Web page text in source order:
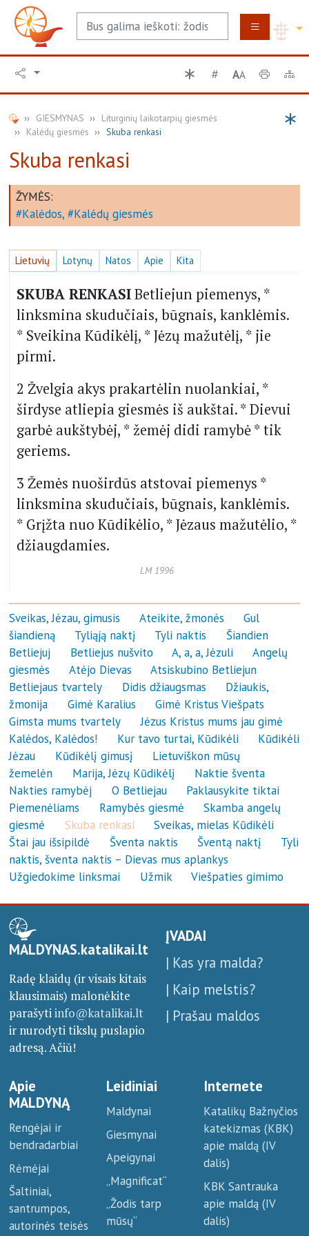
AA
GIESMYNAS
Liturginių laikotarpių giesmės
Kalėdų giesmės
Skuba renkasi
Skuba renkasi
ŽYMĖS:
Kalėdos
Kalėdų giesmės
Lietuvių Lotynų Natos Apie Kita
SKUBA RENKASIBetliejun piemenys, *
linksmina skudučiais, būgnais, kanklėmis.
* Sveikina Kūdikėlį, * Jėzų mažutėlį, * jie
pirmi.
2 Žvelgia akys prakartėlin nuolankiai, *
širdyse atliepia giesmės iš aukštai. * Dievui
garbė aukštybėj, * žemėj didi ramybė * tik
geriems.
3 Žemės nuoširdūs atstovai piemenys *
linksmina skudučiais, būgnais, kanklėmis.
* Grįžta nuo Kūdikėlio, * Jėzaus mažutėlio, *
džiaugdamies.
LM 1996
Sveikas, Jėzau, gimusis Ateikite, žmonės
Gul
šiandieną
Tyliąją naktį Tyli naktis
Šiandien
Betliejuj
Betliejus nušvito A, a, a, Jėzuli
Angelų
giesmės
Atėjo Dievas
Atsiskubino Betliejun
Betliejaus tvartely
Didis džiaugsmas
Džiaukis,
žmonija
Gimė Karalius
Gimė Kristus Viešpats
Gimsta mums tvartely
Jėzus Kristus mums jau gimė
Kalėdos, Kalėdos!
Kur tavo turtai, Kūdikėli
Kūdikėli
Jėzau
Kūdikėlį gimusį
Lietuviškon mūsų
žemelėn
Marija, Jėzų Kūdikėlį
Naktie šventa
Nakties ramybėj
O Betliejau
Paklausykite tiktai
Piemenėliams
Ramybės giesmė
Skamba angelų
giesmė
Skuba renkasi
Sveikas, mielas Kūdikėli
Štai jau išsipildė
Šventa naktis Šventą naktį
Tyli
naktis, šventa naktis – Dievas mus aplankys
Užgiedokime linksmai
Užmik Viešpaties gimimo
MALDYNAS.katalikai.lt
Radę klaidų (ir visais kitais
klausimais) malonėkite
parašytiinfo@katalikai.lt
ir nurodyti tikslų puslapio
adresą. Ačiū!
ĮVADAI
| Kas yra malda?
| Kaip melstis?
| Prašau maldos
Apie
MALDYNĄ
Rengėjai ir
bendradarbiai
Rėmėjai
Šaltiniai,
santrumpos,
autorinės teisės
Leidiniai
Maldynai
Giesmynai
Apeigynai
„Magnificat“
„Žodis tarp
mūsų“
Internete
Katalikų Bažnyčios
katekizmas (KBK)
apie maldą (IV
dalis)
KBK Santrauka
apie maldą (IV
dalis)